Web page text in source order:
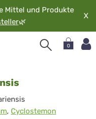
Mittel und Produkte
🌿
X
0
, Cyclostemon